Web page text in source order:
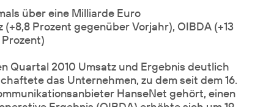
über eine Milliarde Euro
Prozent gegenüber Vorjahr), OIBDA (+13
Quartal 2010 Umsatz und Ergebnis deutlich
das Unternehmen, zu dem seit dem 16.
HanseNet gehört, einen